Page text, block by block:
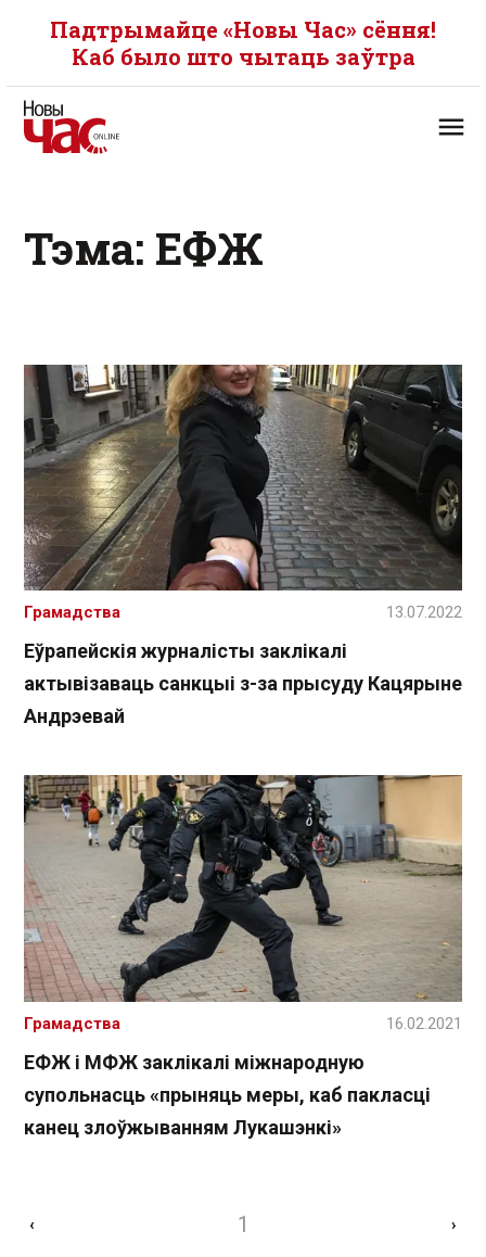
Падтрымайце «Новы Час» сёння!
Каб было што чытаць заўтра
Тэма: ЕФЖ
Еўрапейскія журналісты заклікалі
актывізаваць санкцыі з-за прысуду Кацярыне
Андрэевай
Грамадства 13.07.2022
ЕФЖ і МФЖ заклікалі міжнародную
супольнасць «прыняць меры, каб пакласці
канец злоўжыванням Лукашэнкі»
Грамадства 16.02.2021
‹ 1 ›